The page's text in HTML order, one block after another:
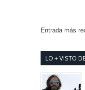
Entrada más
LO + VISTO